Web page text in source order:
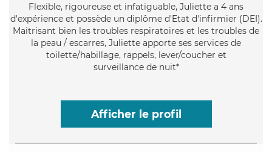
Flexible, rigoureuse et infatiguable, Juliette a 4 ans
d'expérience et possède un diplôme d'Etat d'infirmier (DEI).
Maitrisant bien les troubles respiratoires et les troubles de
la peau / escarres, Juliette apporte ses services de
toilette/habillage, rappels, lever/coucher et
surveillance de nuit*
Afficher le profil